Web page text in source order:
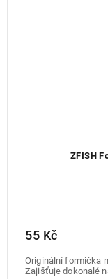
ZFISH
55 Kč
Originální formička
Zajišťuje dokonalé